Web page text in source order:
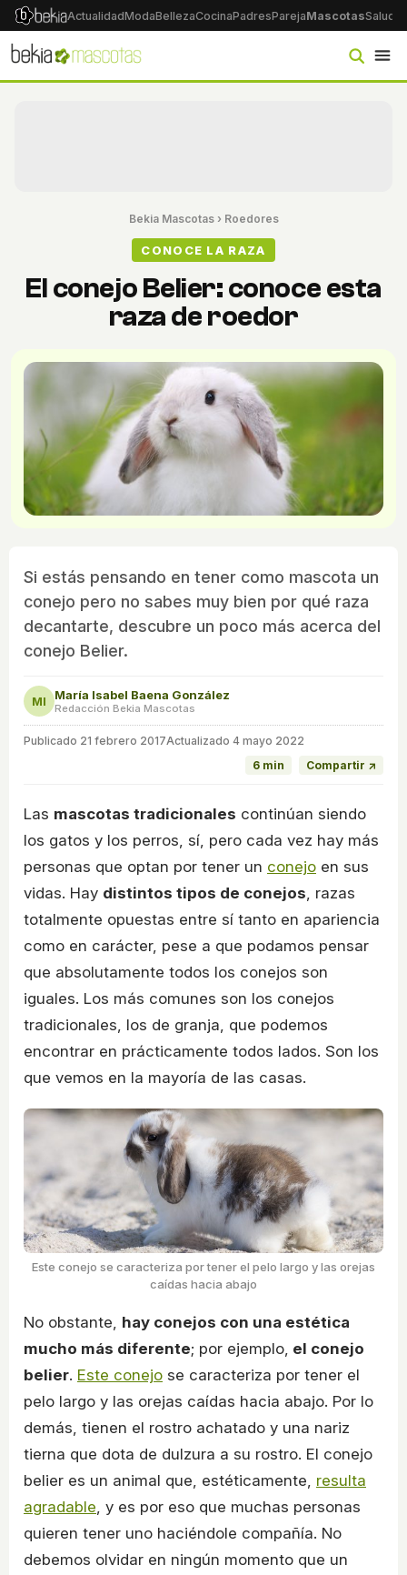
ActualidadModaBellezaCocinaPadresParejaMascotasSalud
Bekia Mascotas› Roedores
CONOCE LA RAZA
El conejo Belier: conoce esta
raza de roedor
Si estás pensando en tener como mascota un
conejo pero no sabes muy bien por qué raza
decantarte, descubre un poco más acerca del
conejo Belier.
MI María Isabel Baena González
Redacción Bekia Mascotas
Publicado 21 febrero 2017Actualizado 4 mayo 2022
6 min
Compartir ↗
Las mascotas tradicionales continúan siendo
los gatos y los perros, sí, pero cada vez hay más
personas que optan por tener un conejo en sus
vidas. Hay distintos tipos de conejos, razas
totalmente opuestas entre sí tanto en apariencia
como en carácter, pese a que podamos pensar
que absolutamente todos los conejos son
iguales. Los más comunes son los conejos
tradicionales, los de granja, que podemos
encontrar en prácticamente todos lados. Son los
que vemos en la mayoría de las casas.
Este conejo se caracteriza por tener el pelo largo y las orejas
caídas hacia abajo
No obstante, hay conejos con una estética
mucho más diferente; por ejemplo, el conejo
belier. Este conejo se caracteriza por tener el
pelo largo y las orejas caídas hacia abajo. Por lo
demás, tienen el rostro achatado y una nariz
tierna que dota de dulzura a su rostro. El conejo
belier es un animal que, estéticamente, resulta
agradable , y es por eso que muchas personas
quieren tener uno haciéndole compañía. No
debemos olvidar en ningún momento que un